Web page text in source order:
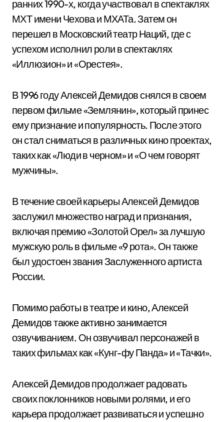
ранних 1990-х, когда участвовал в спектаклях
МХТ имени Чехова и МХАТа. Затем он
перешел в Московский театр Наций, где с
успехом исполнил роли в спектаклях
«Иллюзион» и «Орестея».
В 1996 году Алексей Демидов снялся в своем
первом фильме «Землянин», который принес
ему признание и популярность. После этого
он стал сниматься в различных кино проектах,
таких как «Люди в черном» и «О чем говорят
мужчины».
В течение своей карьеры Алексей Демидов
заслужил множество наград и признания,
включая премию «Золотой Орел» за лучшую
мужскую роль в фильме «9 рота». Он также
был удостоен звания Заслуженного артиста
России.
Помимо работы в театре и кино, Алексей
Демидов также активно занимается
озвучиванием. Он озвучивал персонажей в
таких фильмах как «Кунг-фу Панда» и «Тачки».
Алексей Демидов продолжает радовать
своих поклонников новыми ролями, и его
карьера продолжает развиваться и успешно